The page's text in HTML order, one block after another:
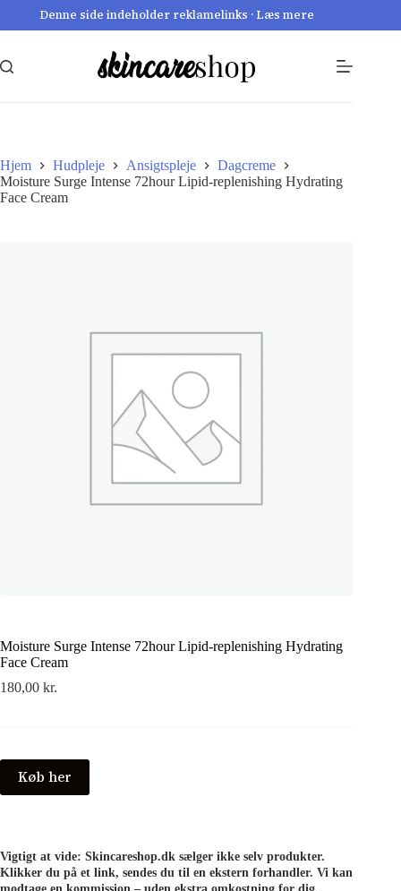
Denne side indeholder reklamelinks · Læs mere
Hjem Hudpleje Ansigtspleje
Dagcreme
Moisture Surge Intense 72hour Lipid-replenishing Hydrating
Face Cream
Moisture Surge Intense 72hour Lipid-replenishing Hydrating
Face Cream
180,00 kr.
Køb her
Vigtigt at vide: Skincareshop.dk sælger ikke selv produkter.
Klikker du på et link, sendes du til en ekstern forhandler. Vi kan